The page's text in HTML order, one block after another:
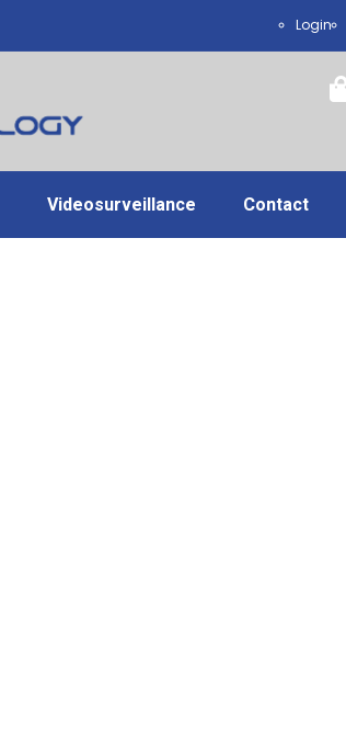
Login
Videosurveillance Contact